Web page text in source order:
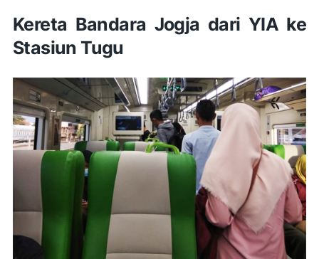
Kereta Bandara Jogja dari YIA ke
Stasiun Tugu